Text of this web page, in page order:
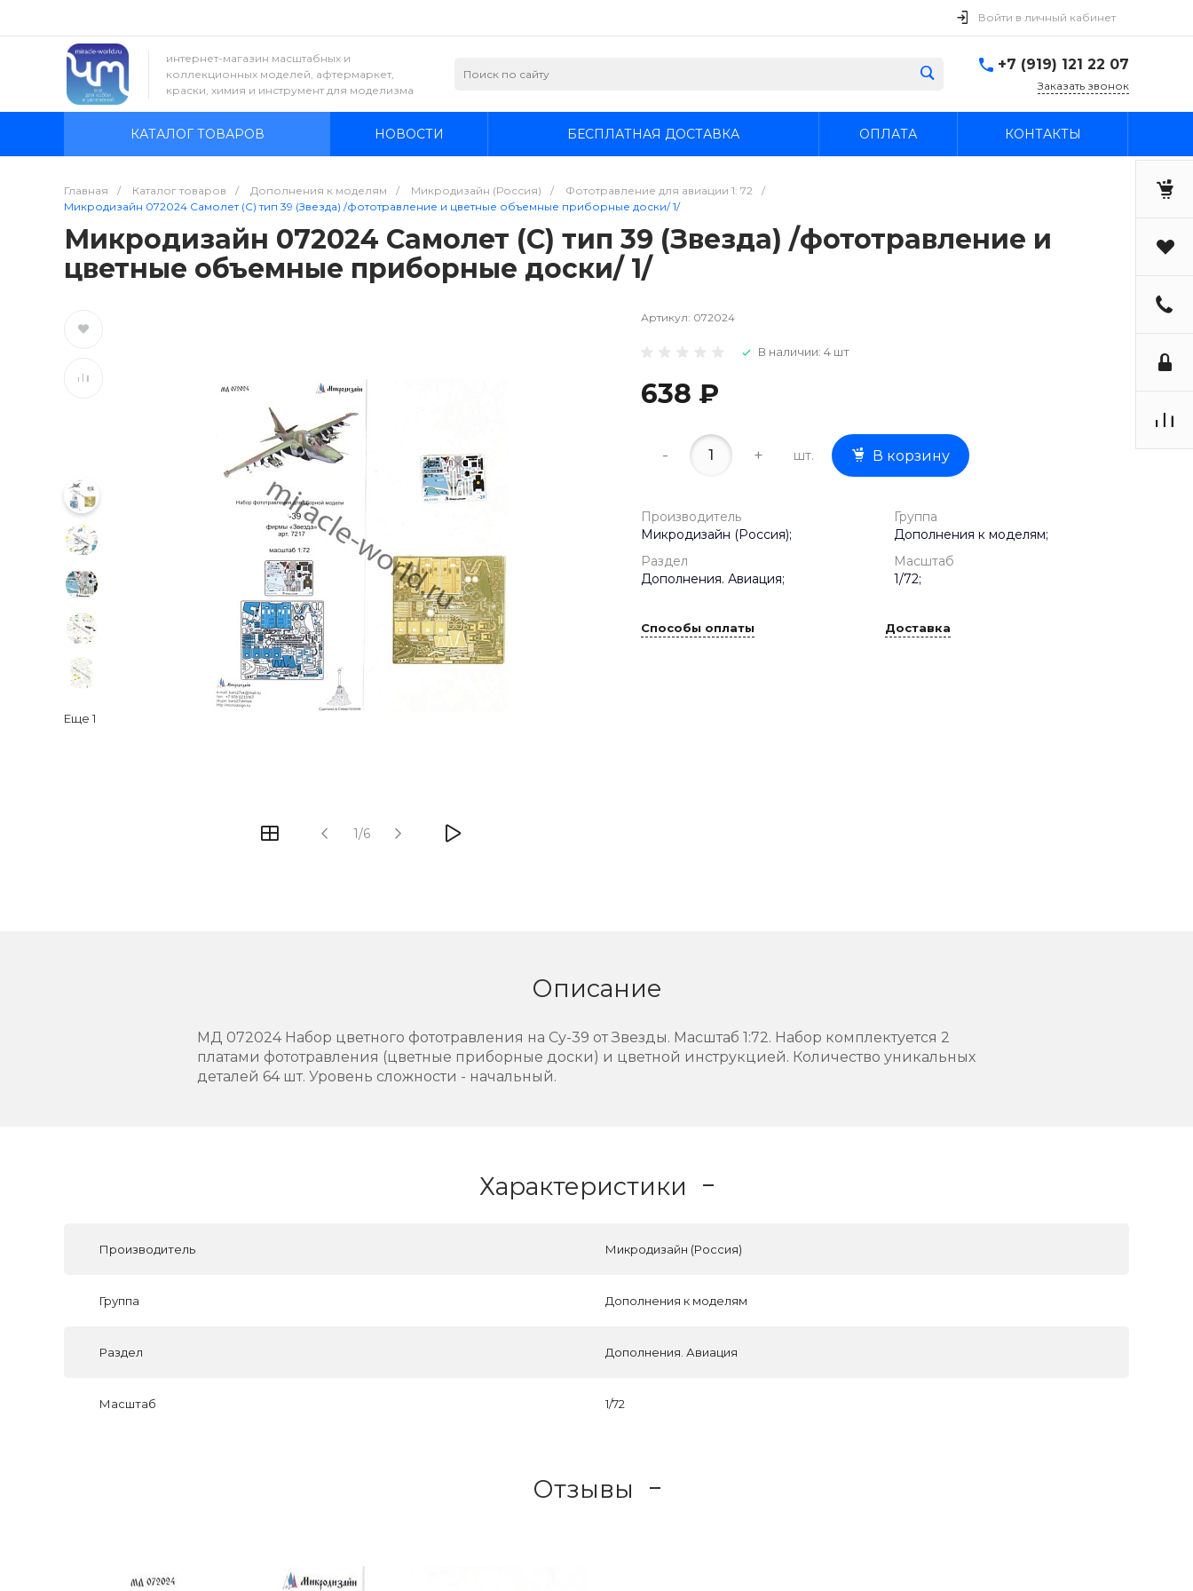
Войти в личный кабинет
интернет-магазин масштабных и
коллекционных моделей, афтермаркет,
краски, химия и инструмент для моделизма
+7 (919) 121 22 07
Заказать звонок
КАТАЛОГ ТОВАРОВ НОВОСТИ БЕСПЛАТНАЯ ДОСТАВКА ОПЛАТА КОНТАКТЫ
Главная / Каталог товаров / Дополнения к моделям / Микродизайн (Россия) / Фототравление для авиации 1: 72
/
Микродизайн 072024 Самолет (С) тип 39 (Звезда) /фототравление и цветные объемные приборные доски/ 1/
Микродизайн 072024 Самолет (С) тип 39 (Звезда) /фототравление и
цветные объемные приборные доски/ 1/
Еще 1
1/6
Артикул: 072024
В наличии: 4 шт
638 ₽
- + шт. В корзину
Производитель
Микродизайн (Россия);
Группа
Дополнения к моделям;
Раздел
Дополнения. Авиация;
Масштаб
1/72;
Способы оплаты Доставка
Описание
МД 072024 Набор цветного фототравления на Су-39 от Звезды. Масштаб 1:72. Набор комплектуется 2
платами фототравления (цветные приборные доски) и цветной инструкцией. Количество уникальных
деталей 64 шт. Уровень сложности - начальный.
Характеристики
Производитель Микродизайн (Россия)
Группа Дополнения к моделям
Раздел Дополнения. Авиация
Масштаб 1/72
Отзывы